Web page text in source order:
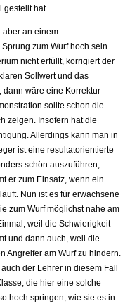
gestellt hat.
aber an einem
zum Wurf hoch sein
nicht erfüllt, korrigiert der
Sollwert und das
dann wäre eine Korrektur
sollte schon die
zeigen. Insofern hat die
Allerdings kann man in
ist eine resultatorientierte
schön auszuführen,
er zum Einsatz, wenn ein
Nun ist es für erwachsene
zum Wurf möglichst nahe am
weil die Schwierigkeit
und dann auch, weil die
Angreifer am Wurf zu hindern.
der Lehrer in diesem Fall
die hier eine solche
hoch springen, wie sie es in